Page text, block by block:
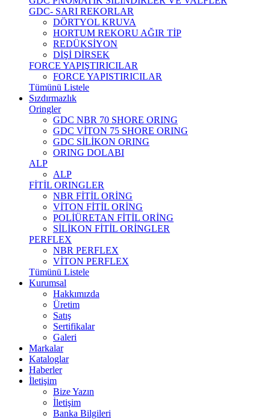
GDC- SARI REKORLAR
DÖRTYOL KRUVA
HORTUM REKORU AĞIR TİP
REDÜKSİYON
DİŞİ DİRSEK
FORCE YAPIŞTIRICILAR
FORCE YAPISTIRICILAR
Tümünü Listele
Sızdırmazlık
Oringler
GDC NBR 70 SHORE ORING
GDC VİTON 75 SHORE ORING
GDC SİLİKON ORING
ORING DOLABI
ALP
ALP
FİTİL ORINGLER
NBR FİTİL ORİNG
VİTON FİTİL ORİNG
POLİÜRETAN FİTİL ORİNG
SİLİKON FİTİL ORİNGLER
PERFLEX
NBR PERFLEX
VİTON PERFLEX
Tümünü Listele
Kurumsal
Hakkımızda
Üretim
Satış
Sertifikalar
Galeri
Markalar
Kataloglar
Haberler
İletişim
Bize Yazın
İletişim
Banka Bilgileri